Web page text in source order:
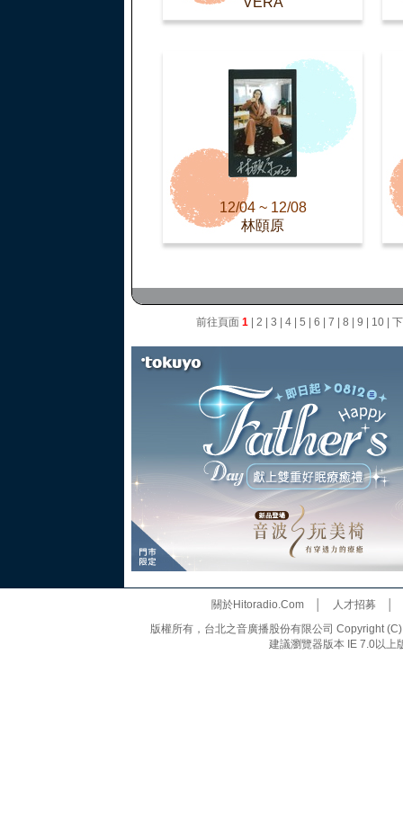
12/04 ~ 12/08
林頤原
前往頁面 1| 2 3 4| 5 6 7 8 9 10|
關於Hitoradio.Com│ 人才招募
版權所有，台北之音廣播股份有限公司 Copyright
建議瀏覽器版本 IE 7.0以上